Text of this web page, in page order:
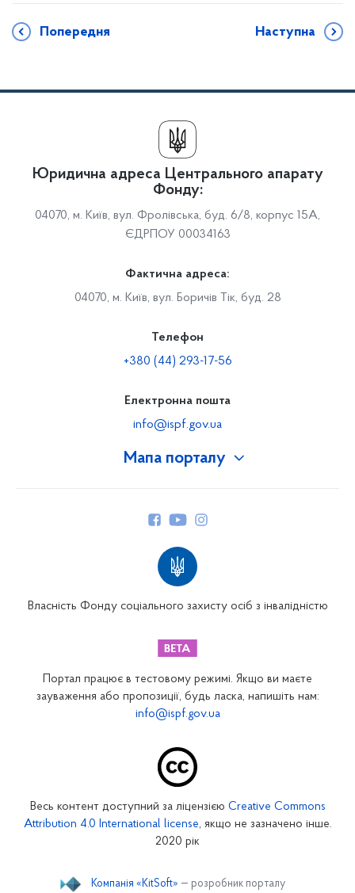
Попередня Наступна
Мапа порталу
Закарпатське відділення
Запорізьке відділення
Кіровоградське відділення
Миколаївське відділення
Юридична адреса Центрального апарату
Фонду:
04070, м. Київ, вул. Фролівська, буд. 6/8, корпус 15А,
ЄДРПОУ 00034163
Фактична адреса:
04070, м. Київ, вул. Боричів Тік, буд. 28
Телефон
+380 (44) 293-17-56
Електронна пошта
info@ispf.gov.ua
Власність Фонду соціального захисту осіб з інвалідністю
Портал працює в тестовому режимі. Якщо ви маєте
зауваження або пропозиції, будь ласка, напишіть нам:
info@ispf.gov.ua
Весь контент доступний за ліцензією Creative Commons
Attribution 4.0 International license, якщо не зазначено інше.
2020 рік
Компанія «KitSoft» — розробник порталу